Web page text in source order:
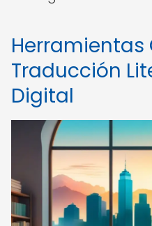
Herramientas
Traducción
Digital